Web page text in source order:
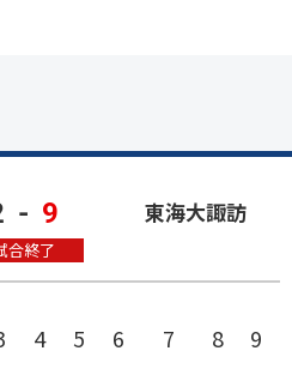
- 9
合終了
東海大諏訪
4 5 6 7 8 9